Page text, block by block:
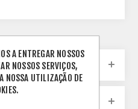
A ENTREGAR NOSSOS
NOSSOS SERVIÇOS,
NOSSA UTILIZAÇÃO DE